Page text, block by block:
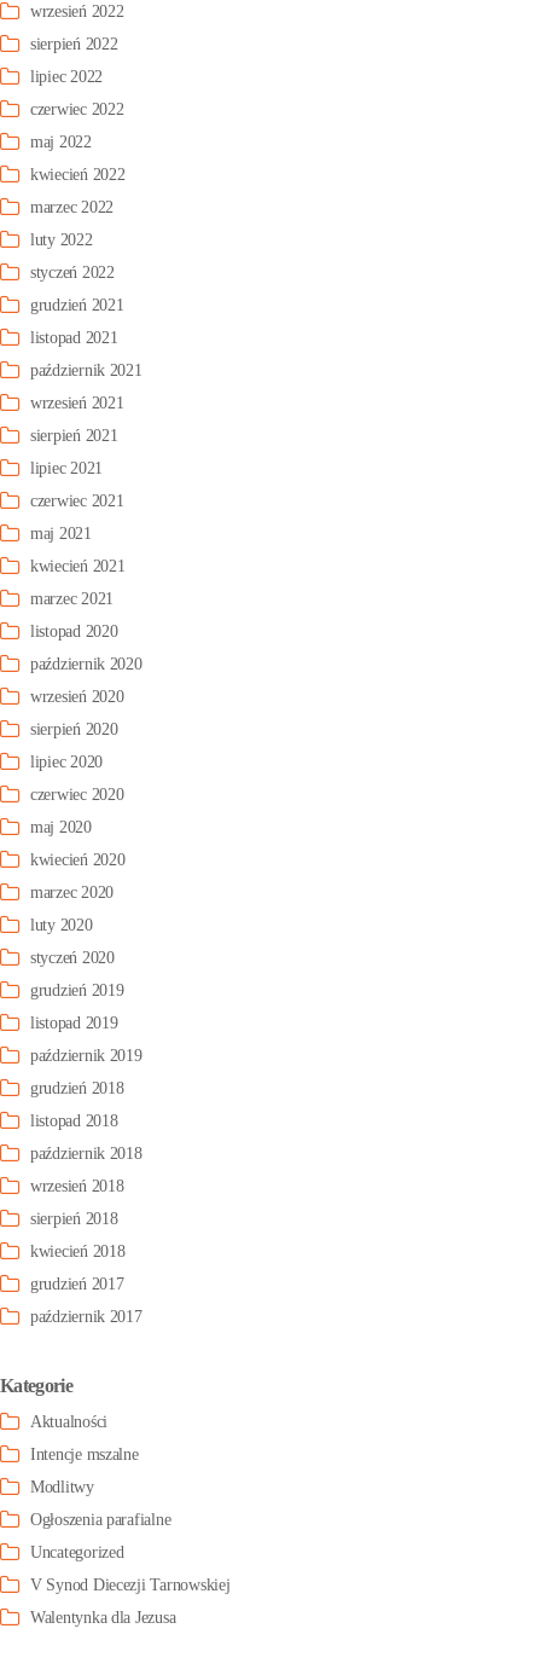
wrzesień 2022
sierpień 2022
lipiec 2022
czerwiec 2022
maj 2022
kwiecień 2022
marzec 2022
luty 2022
styczeń 2022
grudzień 2021
listopad 2021
październik 2021
wrzesień 2021
sierpień 2021
lipiec 2021
czerwiec 2021
maj 2021
kwiecień 2021
marzec 2021
listopad 2020
październik 2020
wrzesień 2020
sierpień 2020
lipiec 2020
czerwiec 2020
maj 2020
kwiecień 2020
marzec 2020
luty 2020
styczeń 2020
grudzień 2019
listopad 2019
październik 2019
grudzień 2018
listopad 2018
październik 2018
wrzesień 2018
sierpień 2018
kwiecień 2018
grudzień 2017
październik 2017
Kategorie
Aktualności
Intencje mszalne
Modlitwy
Ogłoszenia parafialne
Uncategorized
V Synod Diecezji Tarnowskiej
Walentynka dla Jezusa